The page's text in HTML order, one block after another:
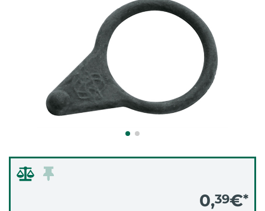
0,39€*